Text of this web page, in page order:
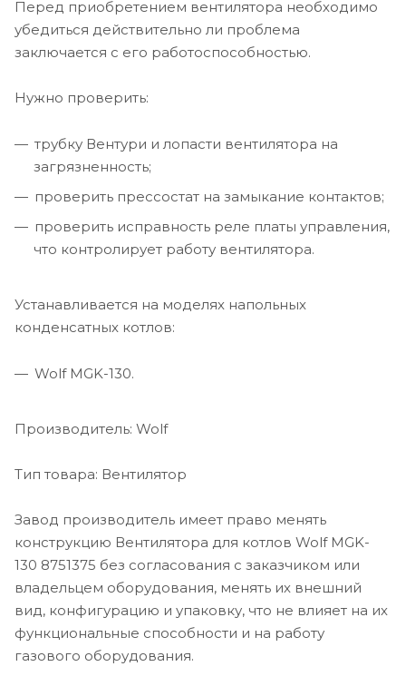
Перед приобретением вентилятора необходимо
убедиться действительно ли проблема
заключается с его работоспособностью.
Нужно проверить:
трубку Вентури и лопасти вентилятора на
загрязненность;
проверить прессостат на замыкание контактов;
проверить исправность реле платы управления,
что контролирует работу вентилятора.
Устанавливается на моделях напольных
конденсатных котлов:
Wolf MGK-130.
Производитель: Wolf
Тип товара: Вентилятор
Завод производитель имеет право менять
конструкцию Вентилятора для котлов Wolf MGK-
130 8751375 без согласования с заказчиком или
владельцем оборудования, менять их внешний
вид, конфигурацию и упаковку, что не влияет на их
функциональные способности и на работу
газового оборудования.